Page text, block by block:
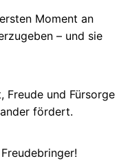
Moment an
– und sie
Freude und Fürsorge
fördert.